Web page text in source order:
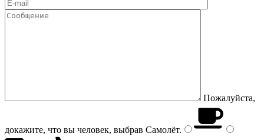
Пожалуйста,
докажите, что вы человек, выбрав Самолёт.